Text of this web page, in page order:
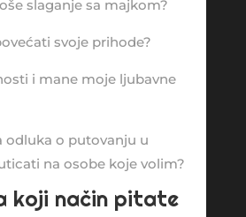
slaganje sa majkom?
svoje prihode?
i mane moje ljubavne
odluka o putovanju u
na osobe koje volim?
koji način pitate